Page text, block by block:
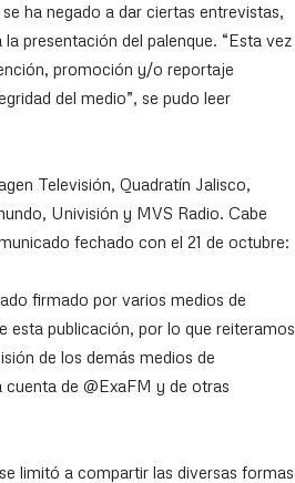
ha negado a dar ciertas entrevistas,
presentación del palenque. “Esta vez
promoción y/o reportaje
del medio”, se pudo leer
Televisión, Quadratín Jalisco,
Univisión y MVS Radio. Cabe
fechado con el 21 de octubre:
firmado por varios medios de
publicación, por lo que reiteramos
de los demás medios de
de @ExaFM y de otras
limitó a compartir las diversas formas